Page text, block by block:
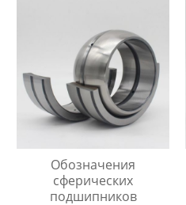
Обозначения
сферических
подшипников